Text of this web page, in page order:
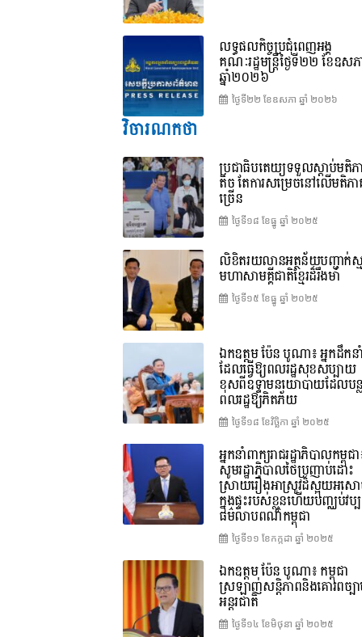
លទ្ធផលកិច្ចប្រជុំពេញអង្គ
គណៈរដ្ឋមន្រ្តីថ្ងៃទី២២ ខែឧសភ
ឆ្នាំ២០២៦
ថ្ងៃទី២២ ខែ​ឧសភា ឆ្នាំ ២០២៦
វិចារណកថា
ប្រជាធិបតេយ្យទទួលស្តាប់មតិភ
តិច តែការសម្រេចនៅលើមតិភ
ច្រើន
ថ្ងៃទី១៨ ខែ​ធ្នូ ឆ្នាំ ២០២៥
លិខិតរយលានអត្ថន័យបញ្ជាក់ស្ម
មហាសាមគ្គីជាតិខ្មែរដ៏រឹងមាំ
ថ្ងៃទី១៥ ខែ​ធ្នូ ឆ្នាំ ២០២៥
ឯកឧត្តម ប៉ែន បូណា៖ អ្នកដឹកនាំ
ដែលធ្វើឱ្យពលរដ្ឋសុខសប្បាយ
ខុសពីឧទ្ទាមនយោបាយដែលបន្
ពលរដ្ឋឱ្យភិតភ័យ
ថ្ងៃទី១៨ ខែ​វិច្ឆិកា ឆ្នាំ ២០២៥
អ្នកនាំពាក្យរាជរដ្ឋាភិបាលកម្ពុជ
សូមរដ្ឋាភិបាលថៃប្រញាប់ដោះ
ស្រាយរឿងអាស្រូវដ៏ស្អុយអស
ក្នុងផ្ទះរបស់ខ្លួនហើយបញ្ឈប់វប្ប
ធម៌លាបពណ៌កម្ពុជា
ថ្ងៃទី១១ ខែ​កក្កដា ឆ្នាំ ២០២៥
ឯកឧត្តម ប៉ែន បូណា៖ កម្ពុជា
ស្រឡាញ់សន្តិភាពនិងគោរពច្ប
អន្តរជាតិ
ថ្ងៃទី១៤ ខែ​មិថុនា ឆ្នាំ ២០២៥